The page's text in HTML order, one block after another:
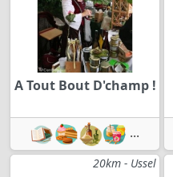
A Tout Bout D'champ !
...
20km - Ussel